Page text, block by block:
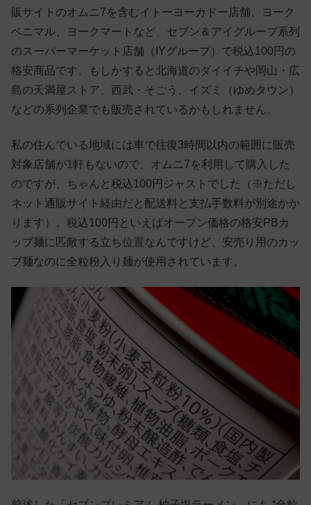
販サイトのオムニ7を含むイトーヨーカドー店舗、ヨーク
ベニマル、ヨークマートなど、セブン＆アイグループ系列
のスーパーマーケット店舗（IYグループ）で税込100円の
格安商品です。もしかすると北海道のダイイチや岡山・広
島の天満屋ストア、西武・そごう、イズミ（ゆめタウン）
などの系列企業でも販売されているかもしれません。
私の住んでいる地域には車で往復3時間以内の範囲に販売
対象店舗が1軒もないので、オムニ7を利用して購入した
のですが、ちゃんと税込100円ジャストでした（※ただし
ネット通販サイト経由だと配送料と支払手数料が別途かか
ります）。税込100円といえばオープン価格の格安PBカ
ップ麺に匹敵する立ち位置なんですけど、安売り用のカッ
プ麺なのに全粒粉入り麺が使用されています。